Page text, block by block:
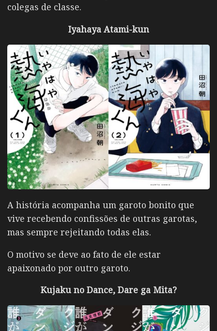
colegas de classe.
Iyahaya Atami-kun
A história acompanha um garoto bonito que
vive recebendo confissões de outras garotas,
mas sempre rejeitando todas elas.
O motivo se deve ao fato de ele estar
apaixonado por outro garoto.
Kujaku no Dance, Dare ga Mita?